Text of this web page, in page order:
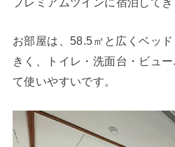
お部屋は、58.5㎡と広くベッ
きく、トイレ・洗面台・ビュ
て使いやすいです。